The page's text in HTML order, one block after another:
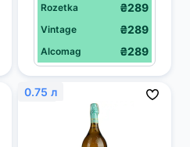
Rozetka ₴289
Vintage ₴289
Alcomag ₴289
0.75 л